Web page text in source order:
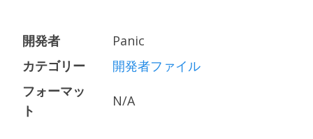
開発者
Panic
カテゴリー
開発者ファイル
フォーマッ
ト
N/A